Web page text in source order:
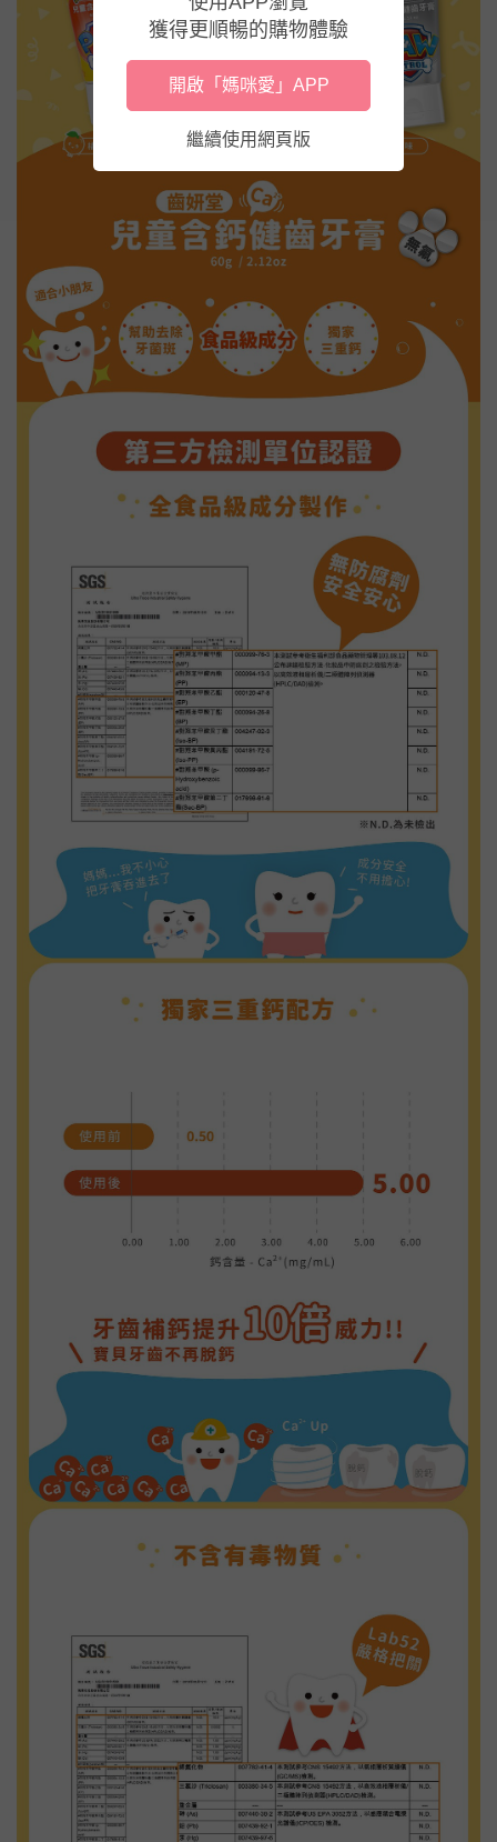
獲得更順暢的購物體驗
開啟「媽咪愛」APP
繼續使用網頁版